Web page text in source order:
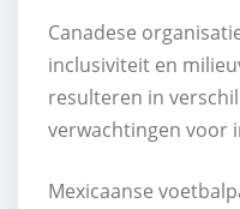
Canadese
inclusiviteit en
resulteren in
verwachtingen voor
Mexicaanse